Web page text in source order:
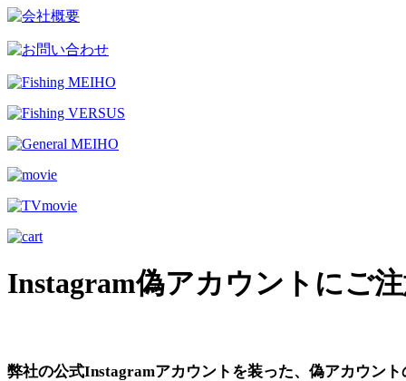
Instagram偽アカウントにご
弊社の公式Instagramアカウントを装った、偽アカウン